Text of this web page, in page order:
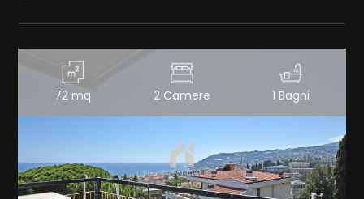
72 mq 2 Camere 1 Bagni